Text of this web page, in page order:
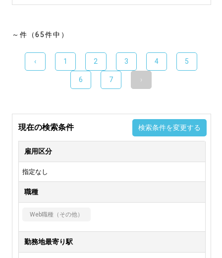
～件（65件中）
‹ 1 2 3 4 5
6 7 ›
現在の検索条件 検索条件を変更する
雇用区分
指定なし
職種
Web職種（その他）
勤務地最寄り駅